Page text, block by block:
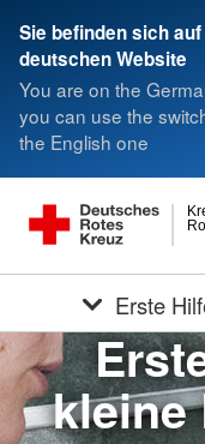
Sie befinden sich
deutschen Website
You are on the
you can use the
the English one
Erste
kleine